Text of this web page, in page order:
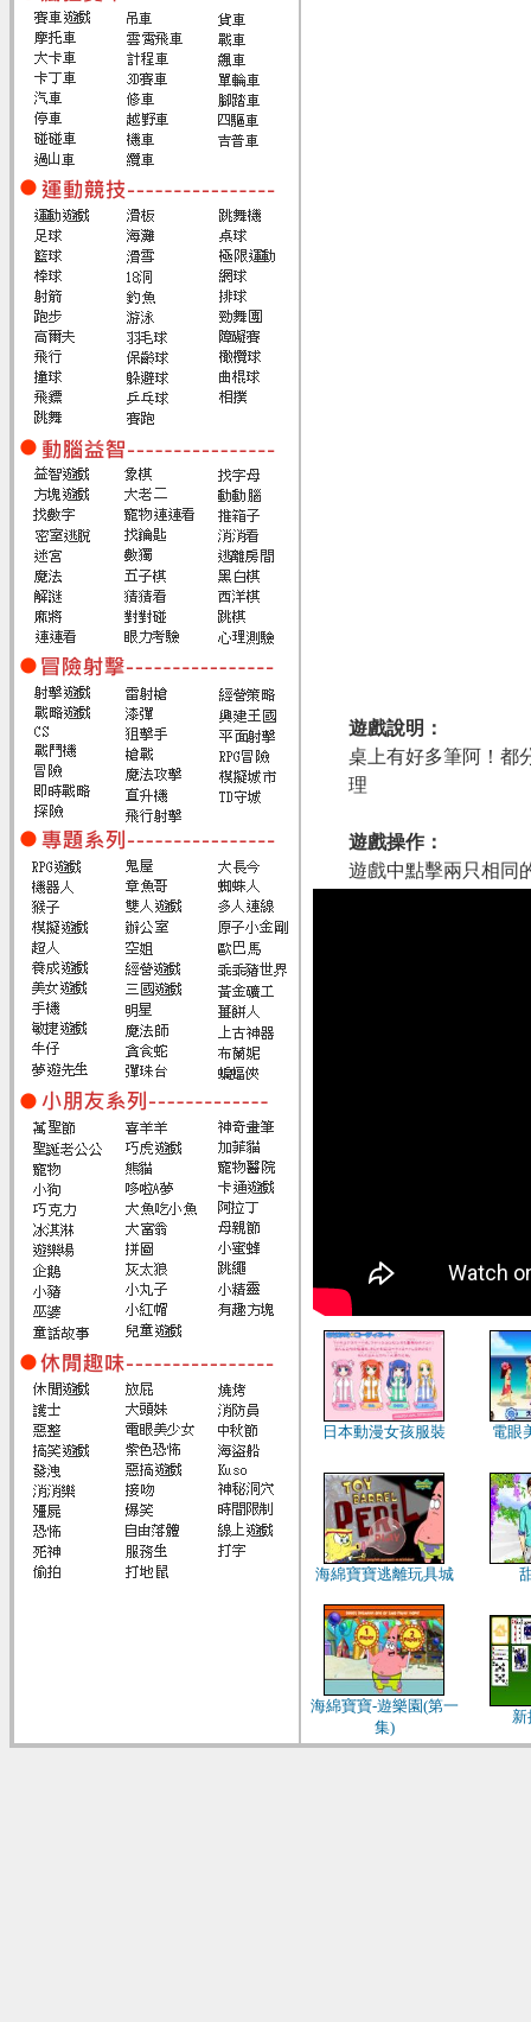
遊戲說明：
桌上有好多筆阿！都
理
遊戲操作：
遊戲中點擊兩只相同
日本動漫女孩服裝 電眼
海綿寶寶逃離玩具城
海綿寶寶-遊樂園(第一
集)